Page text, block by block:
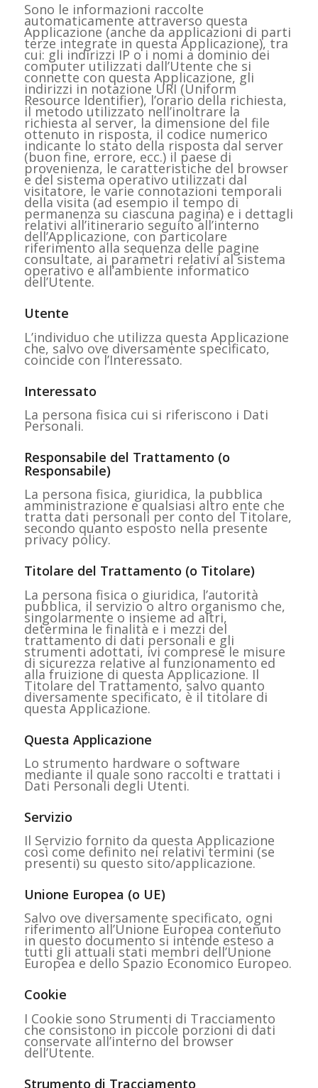
Sono le informazioni raccolte
automaticamente attraverso questa
Applicazione (anche da applicazioni di parti
terze integrate in questa Applicazione), tra
cui: gli indirizzi IP o i nomi a dominio dei
computer utilizzati dall’Utente che si
connette con questa Applicazione, gli
indirizzi in notazione URI (Uniform
Resource Identifier), l’orario della richiesta,
il metodo utilizzato nell’inoltrare la
richiesta al server, la dimensione del file
ottenuto in risposta, il codice numerico
indicante lo stato della risposta dal server
(buon fine, errore, ecc.) il paese di
provenienza, le caratteristiche del browser
e del sistema operativo utilizzati dal
visitatore, le varie connotazioni temporali
della visita (ad esempio il tempo di
permanenza su ciascuna pagina) e i dettagli
relativi all’itinerario seguito all’interno
dell’Applicazione, con particolare
riferimento alla sequenza delle pagine
consultate, ai parametri relativi al sistema
operativo e all’ambiente informatico
dell’Utente.
Utente
L’individuo che utilizza questa Applicazione
che, salvo ove diversamente specificato,
coincide con l’Interessato.
Interessato
La persona fisica cui si riferiscono i Dati
Personali.
Responsabile del Trattamento (o
Responsabile)
La persona fisica, giuridica, la pubblica
amministrazione e qualsiasi altro ente che
tratta dati personali per conto del Titolare,
secondo quanto esposto nella presente
privacy policy.
Titolare del Trattamento (o Titolare)
La persona fisica o giuridica, l’autorità
pubblica, il servizio o altro organismo che,
singolarmente o insieme ad altri,
determina le finalità e i mezzi del
trattamento di dati personali e gli
strumenti adottati, ivi comprese le misure
di sicurezza relative al funzionamento ed
alla fruizione di questa Applicazione. Il
Titolare del Trattamento, salvo quanto
diversamente specificato, è il titolare di
questa Applicazione.
Questa Applicazione
Lo strumento hardware o software
mediante il quale sono raccolti e trattati i
Dati Personali degli Utenti.
Servizio
Il Servizio fornito da questa Applicazione
così come definito nei relativi termini (se
presenti) su questo sito/applicazione.
Unione Europea (o UE)
Salvo ove diversamente specificato, ogni
riferimento all’Unione Europea contenuto
in questo documento si intende esteso a
tutti gli attuali stati membri dell’Unione
Europea e dello Spazio Economico Europeo.
Cookie
I Cookie sono Strumenti di Tracciamento
che consistono in piccole porzioni di dati
conservate all’interno del browser
dell’Utente.
Strumento di Tracciamento